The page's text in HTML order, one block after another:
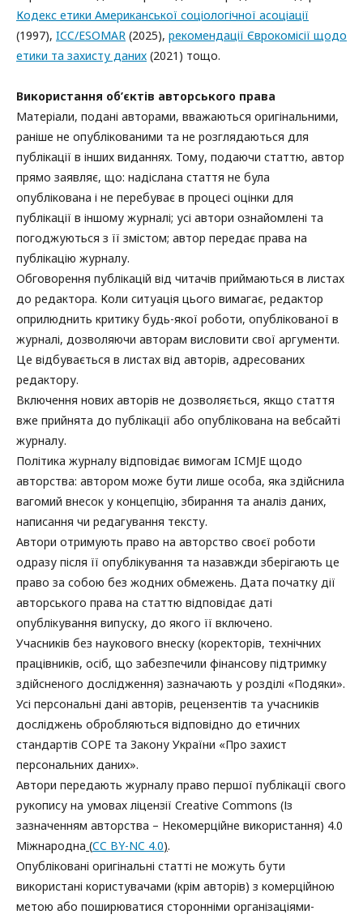
Кодекс етики Американської соціологічної асоціації
(1997), ICC/ESOMAR (2025), рекомендації Єврокомісії щодо
етики та захисту даних (2021) тощо.
Використання об’єктів авторського права
Матеріали, подані авторами, вважаються оригінальними,
раніше не опублікованими та не розглядаються для
публікації в інших виданнях. Тому, подаючи статтю, автор
прямо заявляє, що: надіслана стаття не була
опублікована і не перебуває в процесі оцінки для
публікації в іншому журналі; усі автори ознайомлені та
погоджуються з її змістом; автор передає права на
публікацію журналу.
Обговорення публікацій від читачів приймаються в листах
до редактора. Коли ситуація цього вимагає, редактор
оприлюднить критику будь-якої роботи, опублікованої в
журналі, дозволяючи авторам висловити свої аргументи.
Це відбувається в листах від авторів, адресованих
редактору.
Включення нових авторів не дозволяється, якщо стаття
вже прийнята до публікації або опублікована на вебсайті
журналу.
Політика журналу відповідає вимогам ICMJE щодо
авторства: автором може бути лише особа, яка здійснила
вагомий внесок у концепцію, збирання та аналіз даних,
написання чи редагування тексту.
Автори отримують право на авторство своєї роботи
одразу після її опублікування та назавжди зберігають це
право за собою без жодних обмежень. Дата початку дії
авторського права на статтю відповідає даті
опублікування випуску, до якого її включено.
Учасників без наукового внеску (коректорів, технічних
працівників, осіб, що забезпечили фінансову підтримку
здійсненого дослідження) зазначають у розділі «Подяки».
Усі персональні дані авторів, рецензентів та учасників
досліджень обробляються відповідно до етичних
стандартів COPE та Закону України «Про захист
персональних даних».
Автори передають журналу право першої публікації свого
рукопису на умовах ліцензії Creative Commons (Із
зазначенням авторства – Некомерційне використання) 4.0
Міжнародна (CC BY-NC 4.0).
Опубліковані оригінальні статті не можуть бути
використані користувачами (крім авторів) з комерційною
метою або поширюватися сторонніми організаціями-